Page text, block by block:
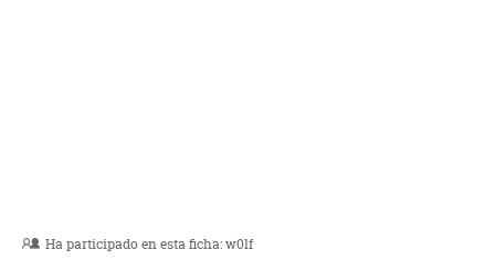
Ha participado en esta ficha:w0lf